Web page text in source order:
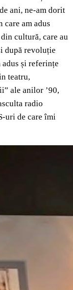
ani, ne-am dorit
care am adus
cultură, care au
după revoluție
și referințe
teatru,
ale anilor ’90,
radio
uri de care îmi